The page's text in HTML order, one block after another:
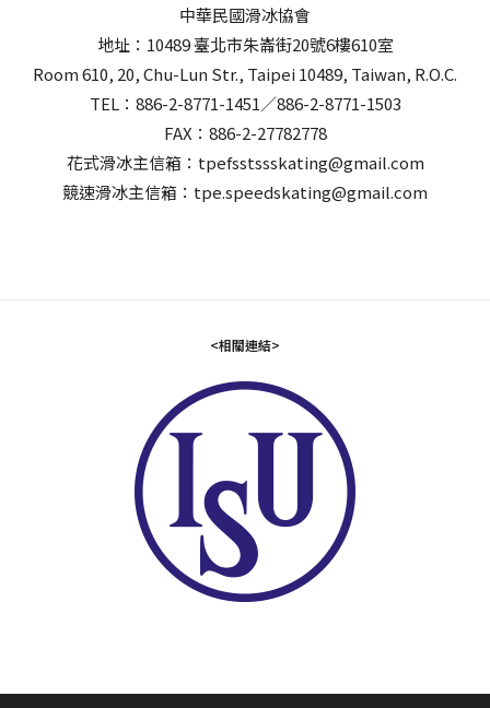
中華民國滑冰協會
地址：10489 臺北市朱崙街20號6樓610室
Room 610, 20, Chu-Lun Str., Taipei 10489, Taiwan, R.O.C.
TEL：886-2-8771-1451／886-2-8771-1503
FAX：886-2-27782778
花式滑冰主信箱：tpefsstssskating@gmail.com
競速滑冰主信箱：tpe.speedskating@gmail.com
<相關連結>